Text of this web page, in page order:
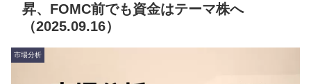
昇、FOMC前でも資金はテーマ株へ
（2025.09.16）
市場分析